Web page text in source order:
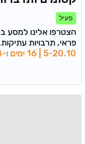
פעיל
הצטרפו אלינו למסע
פראי, תרבויות
5-20.10 | 16 ימים ו-14 לילות | וייטנאם